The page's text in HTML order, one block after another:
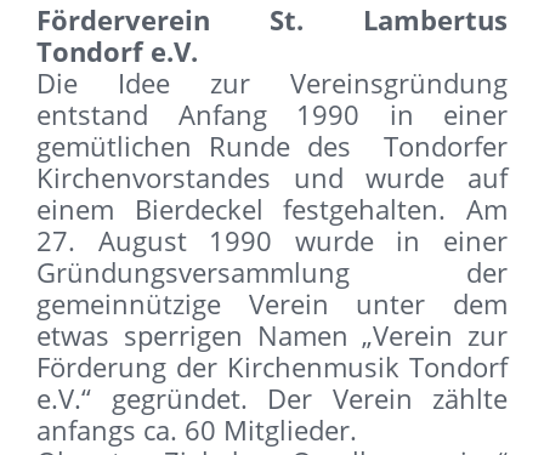
Förderverein St. Lambertus
Tondorf e.V.
Die Idee zur Vereinsgründung
entstand Anfang 1990 in einer
gemütlichen Runde des Tondorfer
Kirchenvorstandes und wurde auf
einem Bierdeckel festgehalten. Am
27. August 1990 wurde in einer
Gründungsversammlung der
gemeinnützige Verein unter dem
etwas sperrigen Namen „Verein zur
Förderung der Kirchenmusik Tondorf
e.V.“ gegründet. Der Verein zählte
anfangs ca. 60 Mitglieder.